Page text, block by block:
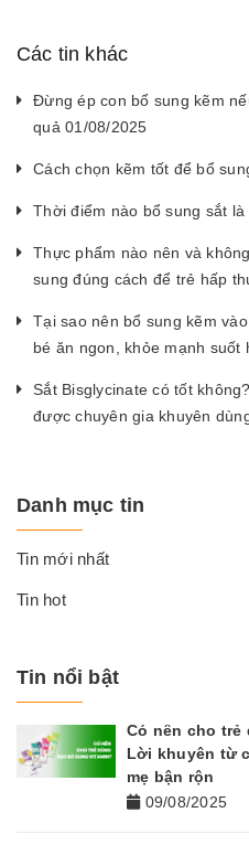
Các tin khác
Đừng ép con bổ sung kẽm
quả 01/08/2025
Cách chọn kẽm tốt để bổ
Thời điểm nào bổ sung sắt
Thực phẩm nào nên và
sung đúng cách để trẻ hấp
Tại sao nên bổ sung kẽm
bé ăn ngon, khỏe mạnh suốt
Sắt Bisglycinate có tốt
được chuyên gia khuyên
Danh mục tin
Tin mới nhất
Tin hot
Tin nổi bật
Có nên cho trẻ
Lời khuyên từ
mẹ bận rộn
09/08/2025